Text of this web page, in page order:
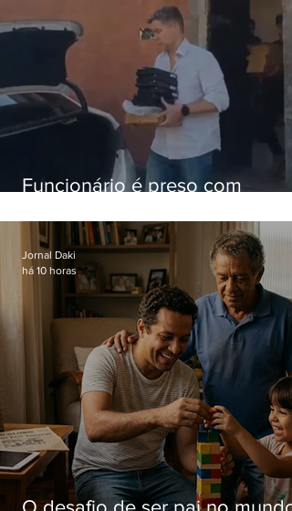
Funcionário é preso com
Hospital do Andaraí
Jornal Daki
há 10 horas